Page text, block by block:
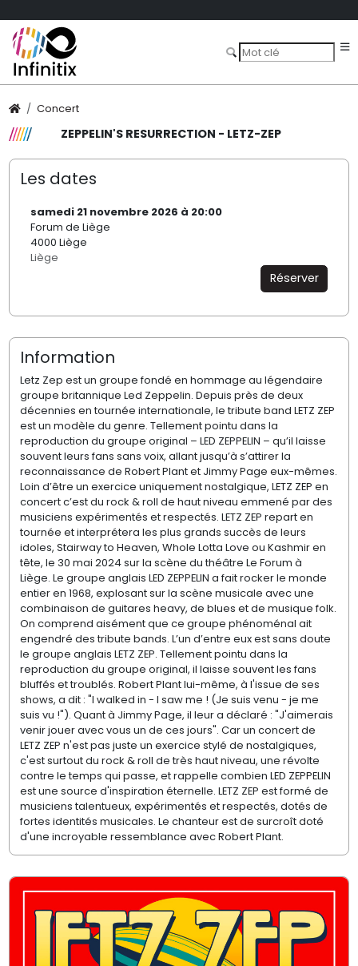
Concert
ZEPPELIN'S RESURRECTION - LETZ-ZEP
Les dates
samedi 21 novembre 2026 à 20:00
Forum de Liège
4000 Liège
Liège
Réserver
Information
Letz Zep est un groupe fondé en hommage au légendaire
groupe britannique Led Zeppelin. Depuis près de deux
décennies en tournée internationale, le tribute band LETZ ZEP
est un modèle du genre. Tellement pointu dans la
reproduction du groupe original – LED ZEPPELIN – qu’il laisse
souvent leurs fans sans voix, allant jusqu’à s’attirer la
reconnaissance de Robert Plant et Jimmy Page eux-mêmes.
Loin d’être un exercice uniquement nostalgique, LETZ ZEP en
concert c’est du rock & roll de haut niveau emmené par des
musiciens expérimentés et respectés. LETZ ZEP repart en
tournée et interprétera les plus grands succès de leurs
idoles, Stairway to Heaven, Whole Lotta Love ou Kashmir en
tête, le 30 mai 2024 sur la scène du théâtre Le Forum à
Liège. Le groupe anglais LED ZEPPELIN a fait rocker le monde
entier en 1968, explosant sur la scène musicale avec une
combinaison de guitares heavy, de blues et de musique folk.
On comprend aisément que ce groupe phénoménal ait
engendré des tribute bands. L’un d’entre eux est sans doute
le groupe anglais LETZ ZEP. Tellement pointu dans la
reproduction du groupe original, il laisse souvent les fans
bluffés et troublés. Robert Plant lui-même, à l'issue de ses
shows, a dit : "I walked in - I saw me ! (Je suis venu - je me
suis vu !"). Quant à Jimmy Page, il leur a déclaré : "J'aimerais
venir jouer avec vous un de ces jours". Car un concert de
LETZ ZEP n'est pas juste un exercice stylé de nostalgiques,
c'est surtout du rock & roll de très haut niveau, une révolte
contre le temps qui passe, et rappelle combien LED ZEPPELIN
est une source d'inspiration éternelle. LETZ ZEP est formé de
musiciens talentueux, expérimentés et respectés, dotés de
fortes identités musicales. Le chanteur est de surcroît doté
d'une incroyable ressemblance avec Robert Plant.